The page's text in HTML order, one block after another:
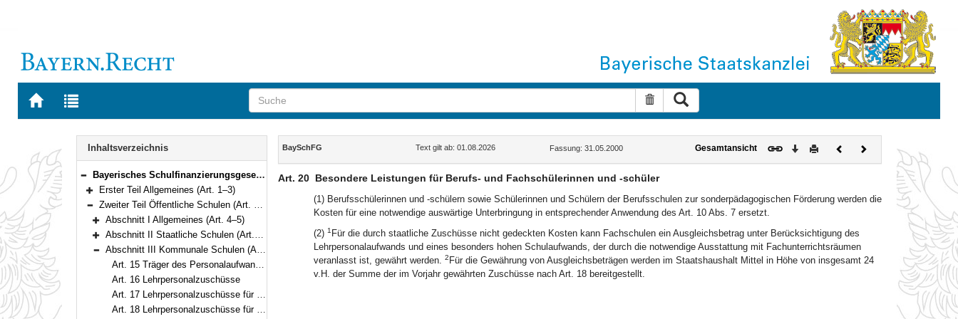
Zur
BAYERN.RECHT
Zur
letzten
Suche zurücksetzen
Navigation
Inhaltsverzeichnis
Bereich reduzieren
Bayerisches Schulfinanzierungsgesetz (BaySchFG) in der Fassung der Bekanntmachung vom 31. Mai 2000 (GVBl. S. 455, 633) BayRS 2230-7-1-K (Art. 1–61)
Bereich erweitern
Erster Teil Allgemeines (Art. 1–3)
Bereich reduzieren
Zweiter Teil Öffentliche Schulen (Art. 4–27)
Bereich erweitern
Abschnitt I Allgemeines (Art. 4–5)
Bereich erweitern
Abschnitt II Staatliche Schulen (Art. 6–14)
Bereich reduzieren
Abschnitt III Kommunale Schulen (Art. 15–20)
Art. 15 Träger des Personalaufwands und des Schulaufwands
Art. 16 Lehrpersonalzuschüsse
Art. 17 Lehrpersonalzuschüsse für Gymnasien, Realschulen und Schulen des Zweiten Bildungswegs; Verordnungsermächtigung
Art. 18 Lehrpersonalzuschüsse für berufliche Schulen
Inhalt
BaySchFG Text gilt ab: 01.08.2026 Fassung: 31.05.2000 Gesamtansicht Download
DruckenVorherigesNächstes
Dokument
Art. 20 Besondere Leistungen für Berufs- und Fachschülerinnen und -schüler
(1) Berufsschülerinnen und -schülern sowie Schülerinnen und Schülern der Berufsschulen zur sonderpädagogischen Förderung werden die
Kosten für eine notwendige auswärtige Unterbringung in entsprechender Anwendung des Art. 10 Abs. 7 ersetzt.
(2) 1 Für die durch staatliche Zuschüsse nicht gedeckten Kosten kann Fachschulen ein Ausgleichsbetrag unter Berücksichtigung des
Lehrpersonalaufwands und eines besonders hohen Schulaufwands, der durch die notwendige Ausstattung mit Fachunterrichtsräumen
veranlasst ist, gewährt werden. 2 Für die Gewährung von Ausgleichsbeträgen werden im Staatshaushalt Mittel in Höhe von insgesamt 24
v.H. der Summe der im Vorjahr gewährten Zuschüsse nach Art. 18 bereitgestellt.